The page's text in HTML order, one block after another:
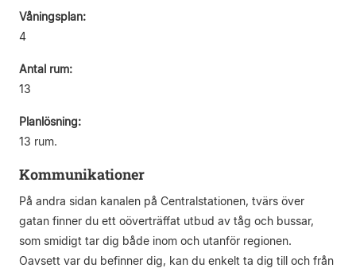
Våningsplan:
4
Antal rum:
13
Planlösning:
13 rum.
Kommunikationer
På andra sidan kanalen på Centralstationen, tvärs över
gatan finner du ett oöverträffat utbud av tåg och bussar,
som smidigt tar dig både inom och utanför regionen.
Oavsett var du befinner dig, kan du enkelt ta dig till och från